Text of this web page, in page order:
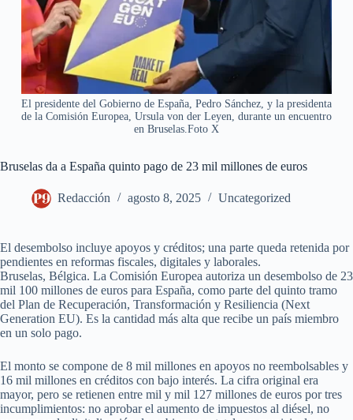
El presidente del Gobierno de España, Pedro Sánchez, y la presidenta
de la Comisión Europea, Ursula von der Leyen, durante un encuentro
en Bruselas.Foto X
Bruselas da a España quinto pago de 23 mil millones de euros
Redacción agosto 8, 2025 Uncategorized
El desembolso incluye apoyos y créditos; una parte queda retenida por
pendientes en reformas fiscales, digitales y laborales.
Bruselas, Bélgica. La Comisión Europea autoriza un desembolso de 23
mil 100 millones de euros para España, como parte del quinto tramo
del Plan de Recuperación, Transformación y Resiliencia (Next
Generation EU). Es la cantidad más alta que recibe un país miembro
en un solo pago.
El monto se compone de 8 mil millones en apoyos no reembolsables y
16 mil millones en créditos con bajo interés. La cifra original era
mayor, pero se retienen entre mil y mil 127 millones de euros por tres
incumplimientos: no aprobar el aumento de impuestos al diésel, no